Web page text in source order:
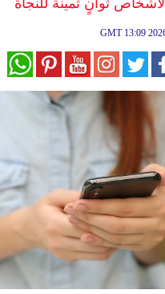
الأشخاص ثوانٍ ثمينة للنجاة
GMT